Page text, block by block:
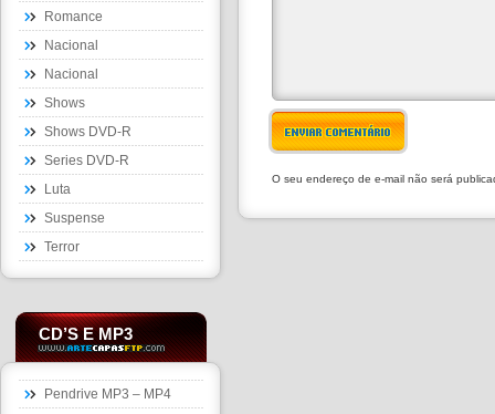
Romance
Nacional
Nacional
Shows
Shows DVD-R
Series DVD-R
Luta
Suspense
Terror
CD’S E MP3
Pendrive MP3 – MP4
ENVIAR COMENTÁRIO
O seu endereço de e-mail não será